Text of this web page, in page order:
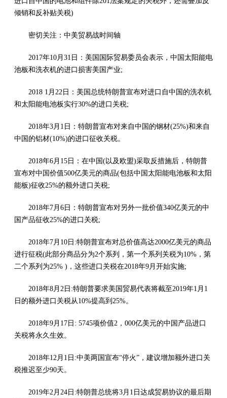
倾销和反补贴关税)
密切关注：中美贸易战时间轴
2017年10月31日：美国国际贸易委员会表示，中国太阳能电
池板和洗衣机的进口损害美国产业;
2018 1月22日：美国总统特朗普宣布对进口自中国的洗衣机
和太阳能电池板实行30%的进口关税;
2018年3月1日：特朗普宣布对来自中国的钢材(25%)和来自
中国的铝材(10%)的进口征收关税。
2018年6月15日：在中国(以及欧盟)采取反措施后，特朗普
宣布对中国价值500亿美元的商品(包括中国太阳能电池板和太阳
能板)征收25%的额外进口关税;
2018年7月6日：特朗普宣布对另外一批价值340亿美元的中
国产品征收25%的进口关税;
2018年7月10日:特朗普宣布对总价值高达2000亿美元的商品
进行征税(此部分商品分为2个系列，第一个系列关税为10%，第
二个系列为25% )，这些进口关税在2018年9月开始实施;
2018年8月2日:特朗普要求美国贸易代表将截至2019年1月1
日的额外进口关税从10%提高到25%。
2018年9月17日: 5745项价值2，000亿美元的中国产品进口
关税将永久生效。
2018年12月1日:中美两国宣布“停火”，建议增加额外进口关
税推迟至少90天。
2019年2月24日:特朗普总统将3月1日达成贸易协议的最后期